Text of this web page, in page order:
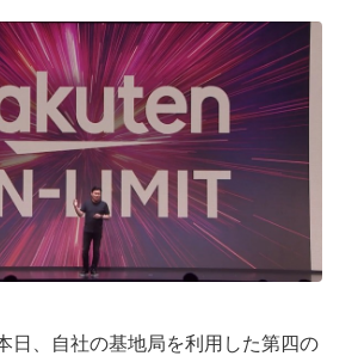
日、自社の基地局を利用した第四の